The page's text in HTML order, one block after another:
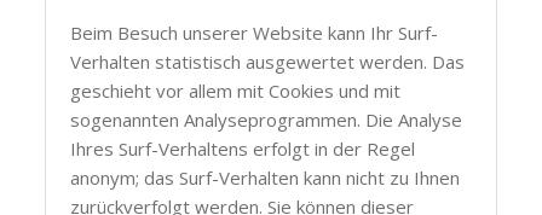
Beim Besuch unserer Website kann Ihr Surf-
Verhalten statistisch ausgewertet werden. Das
geschieht vor allem mit Cookies und mit
sogenannten Analyseprogrammen. Die Analyse
Ihres Surf-Verhaltens erfolgt in der Regel
anonym; das Surf-Verhalten kann nicht zu Ihnen
zurückverfolgt werden. Sie können dieser